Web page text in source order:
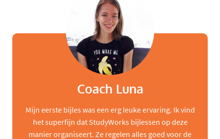
Coach Luna
Mijn eerste bijles was een erg leuke ervaring. Ik vind
het superfijn dat StudyWorks bijlessen op deze
manier organiseert. Ze regelen alles goed voor de